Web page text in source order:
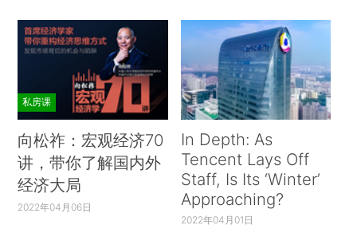
私房课
向松祚：宏观经济70
讲，带你了解国内外
经济大局
2022年04月06日
In Depth: As
Tencent Lays Off
Staff, Is Its ‘Winter’
Approaching?
2022年04月01日